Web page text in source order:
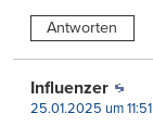
Antworten
Influenzer
25.01.2025 um 11:51